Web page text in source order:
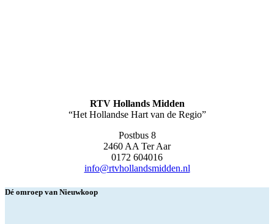
RTV Hollands Midden
“Het Hollandse Hart van de Regio”
Postbus 8
2460 AA Ter Aar
0172 604016
info@rtvhollandsmidden.nl
Dé omroep van Nieuwkoop